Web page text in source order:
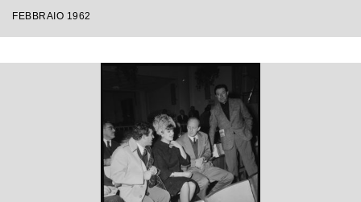
FEBBRAIO 1962